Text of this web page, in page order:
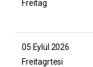
Freitag
05 Eylül 2026
Freitagrtesi